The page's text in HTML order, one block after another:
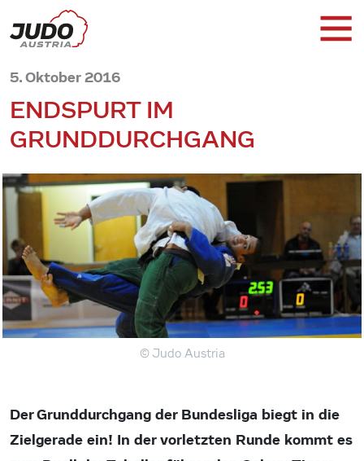
5. Oktober 2016
ENDSPURT IM
GRUNDDURCHGANG
© Judo Austria
Der Grunddurchgang der Bundesliga biegt in die
Zielgerade ein! In der vorletzten Runde kommt es